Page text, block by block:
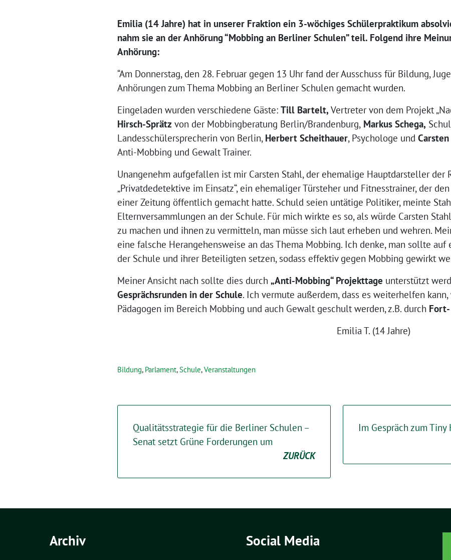
Emilia (14 Jahre) hat in unserer Fraktion ein 3-wöchiges Schülerpraktikum
nahm sie an der Anhörung “Mobbing an Berliner Schulen” teil. Folgend ihre
Anhörung:
“Am Donnerstag, den 28. Februar gegen 13 Uhr fand der Ausschuss für Bildung,
Anhörungen zum Thema Mobbing an Berliner Schulen gemacht wurden.
Eingeladen wurden verschiedene Gäste: Till Bartelt, Vertreter von dem Projekt
Hirsch-Sprätz von der Mobbingberatung Berlin/Brandenburg, Markus Schega,
Landesschülersprecherin von Berlin, Herbert Scheithauer, Psychologe und
Anti-Mobbing und Gewalt Trainer.
Unangenehm aufgefallen ist mir Carsten Stahl, der ehemalige Hauptdarsteller der
„Privatdedetektive im Einsatz“, ein ehemaliger Türsteher und Fitnesstrainer, der
einer Zeitung öffentlich gemacht hatte. Schuld seien untätige Politiker, meinte
Elternversammlungen an der Schule. Für mich wirkte es so, als würde Carsten
zu machen und ihnen zu vermitteln, man müsse sich laut erheben und wehren.
eine falsche Herangehensweise an das Thema Mobbing. Ich denke, man sollte
der Schule und ihrer Beteiligten setzen, sodass effektiv gegen Mobbing gewirkt
Meiner Ansicht nach sollte dies durch „Anti-Mobbing“ Projekttage unterstützt
Gesprächsrunden in der Schule. Ich vermute außerdem, dass es weiterhelfen
Pädagogen im Bereich Mobbing und auch Gewalt geschult werden, z.B. durch
Emilia T. (14 Jahre)
Bildung, Parlament,Schule,Veranstaltungen
Qualitätsstrategie für die Berliner Schulen –
Senat setzt Grüne Forderungen um
ZURÜCK
Im Gespräch zum Tiny
Archiv Social Media